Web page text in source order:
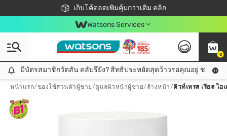
เก็บโค้ดลดเพิ่มคุ้มกว่าเดิม คลิก
ชอปออนไลน์ครั้งแรก ลดเพิ่มจุก ๆ 10%! 🎉
📦ส่งฟรี! เมื่อชอป 499฿
สมาชิกวัตสัน คลับดียังไง?
Watsons Services
0
มีบัตรสมาชิกวัตสัน คลับรึยัง? สิทธิประหยัดสุดว้าวรอคุณอยู่ ชอปคุ้มกว่าเดิม คลิก!
มีบัตรสมาชิกวัตสัน คลับรึยัง? สิทธิประหยัดสุดว้าวรอคุณอยู่ ชอปคุ้มก
หน้าแรก/ของใช้ส่วนตัวผู้ชาย/ดูแลผิวหน้าผู้ชาย/ ล้างหน้า/คิวท์เพรส เรียล ไฮ